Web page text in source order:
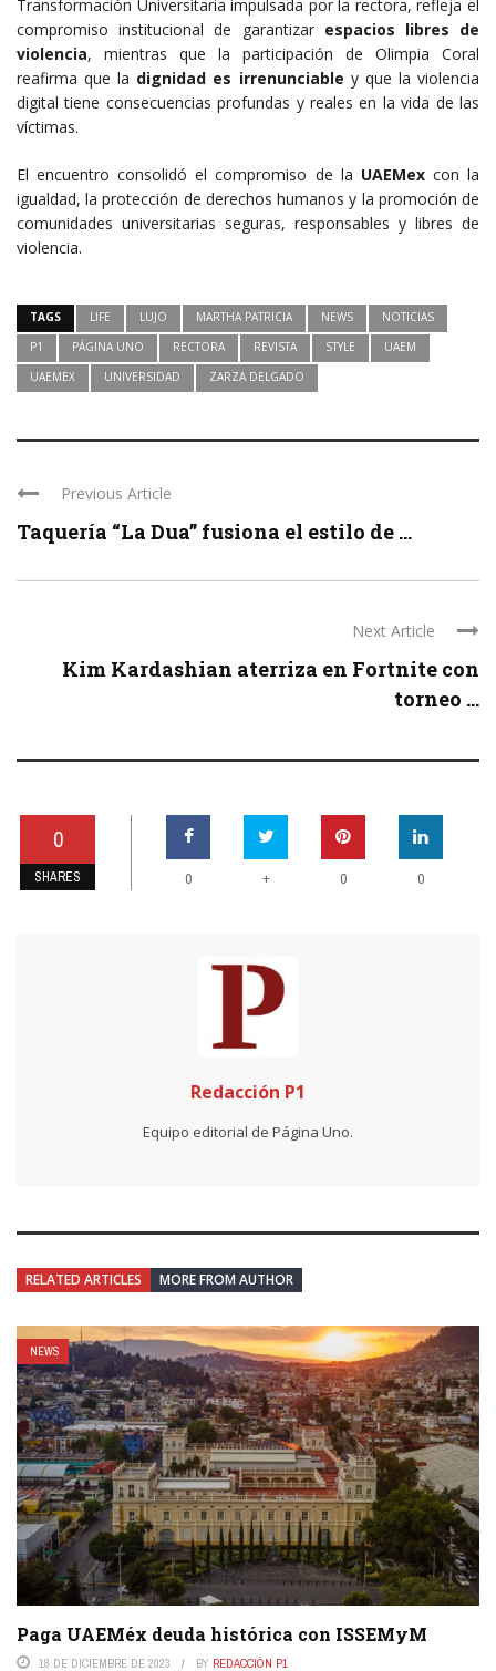
Transformación Universitaria impulsada por la rectora, refleja el
compromiso institucional de garantizar espacios libres de
violencia, mientras que la participación de Olimpia Coral
reafirma que la dignidad es irrenunciable y que la violencia
digital tiene consecuencias profundas y reales en la vida de las
víctimas.
El encuentro consolidó el compromiso de la UAEMexcon la
igualdad, la protección de derechos humanos y la promoción de
comunidades universitarias seguras, responsables y libres de
violencia.
TAGS LIFE LUJO MARTHA PATRICIA NEWS
NOTICIAS
P1
PÁGINA UNO RECTORA REVISTA STYLE
UAEM
UAEMEX
UNIVERSIDAD ZARZA DELGADO
Previous Article
Taquería “La Dua” fusiona el estilo de ...
Next Article
Kim Kardashian aterriza en Fortnite con
torneo ...
0
SHARES 0 + 0 0
Redacción P1
Equipo editorial de Página Uno.
RELATED ARTICLES MORE FROM AUTHOR
NEWS
Paga UAEMéx deuda histórica con ISSEMyM
18 DE DICIEMBRE DE 2023 BY REDACCIÓN P1